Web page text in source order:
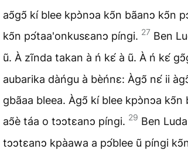
aↄ̃gↄ̃ kí blee kpↄ̀nↄa kↄ̃n bãanↄ kↄ̃n
kↄ̃n pↄ́taa'onkusɛanↄ píngi. 27 Ben
ũ. À zĩnda takan à ń kɛ́ à ũ. À ń kɛ́
aubarika dàńgu à bèńnɛ: Àgↄ̃ nɛ́ ii
gbãaa bleea. Àgↄ̃ kí blee kpↄ̀nↄa
aↄ̃è táa o tↄↄtɛanↄ píngi. 29 Ben
tↄↄtɛanↄ kpàawa a pↄ́blee ũ píngi